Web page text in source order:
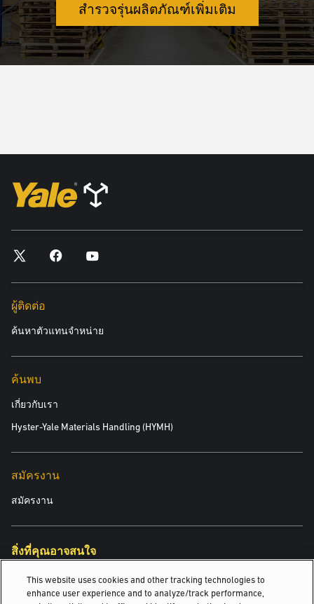
สำรวจรุ่นผลิตภัณฑ์เพิ่มเติม
ผู้ติดต่อ
ค้นหาตัวแทนจำหน่าย
ค้นพบ
เกี่ยวกับเรา
Hyster-Yale Materials Handling (HYMH)
สมัครงาน
สมัครงาน
สิ่งที่คุณอาจสนใจ
รถลากจูง
This website uses cookies and other tracking technologies to
enhance user experience and to analyze/track performance,